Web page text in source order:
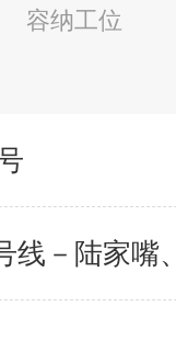
容纳工位
线－陆家嘴